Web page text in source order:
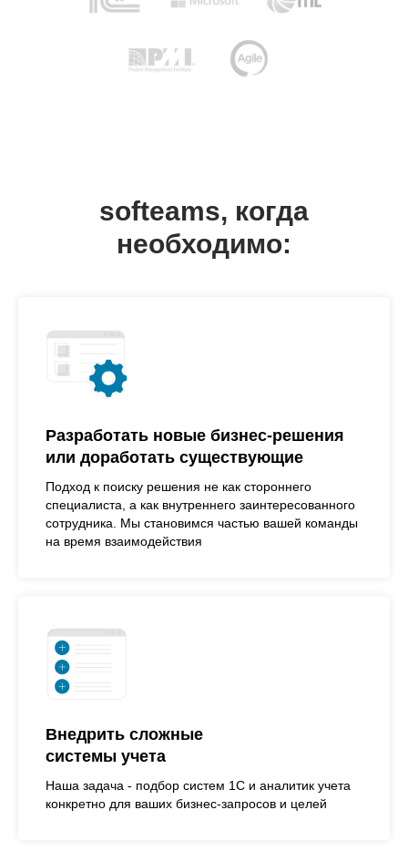
softeams, когда
необходимо:
Разработать новые бизнес-решения
или доработать существующие
Подход к поиску решения не как стороннего
специалиста, а как внутреннего заинтересованного
сотрудника. Мы становимся частью вашей команды
на время взаимодействия
Внедрить сложные
системы учета
Наша задача - подбор систем 1С и аналитик учета
конкретно для ваших бизнес-запросов и целей